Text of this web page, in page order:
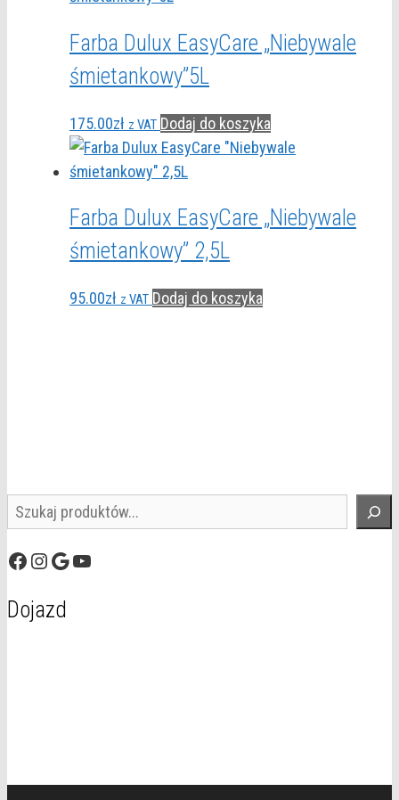
Farba Dulux EasyCare „Niebywale
śmietankowy”5L
175.00zł z VAT Dodaj do koszyka
Farba Dulux EasyCare „Niebywale
śmietankowy” 2,5L
95.00zł z VAT Dodaj do koszyka
Szukaj
Facebook
Instagram
GoogleYouTube
Dojazd